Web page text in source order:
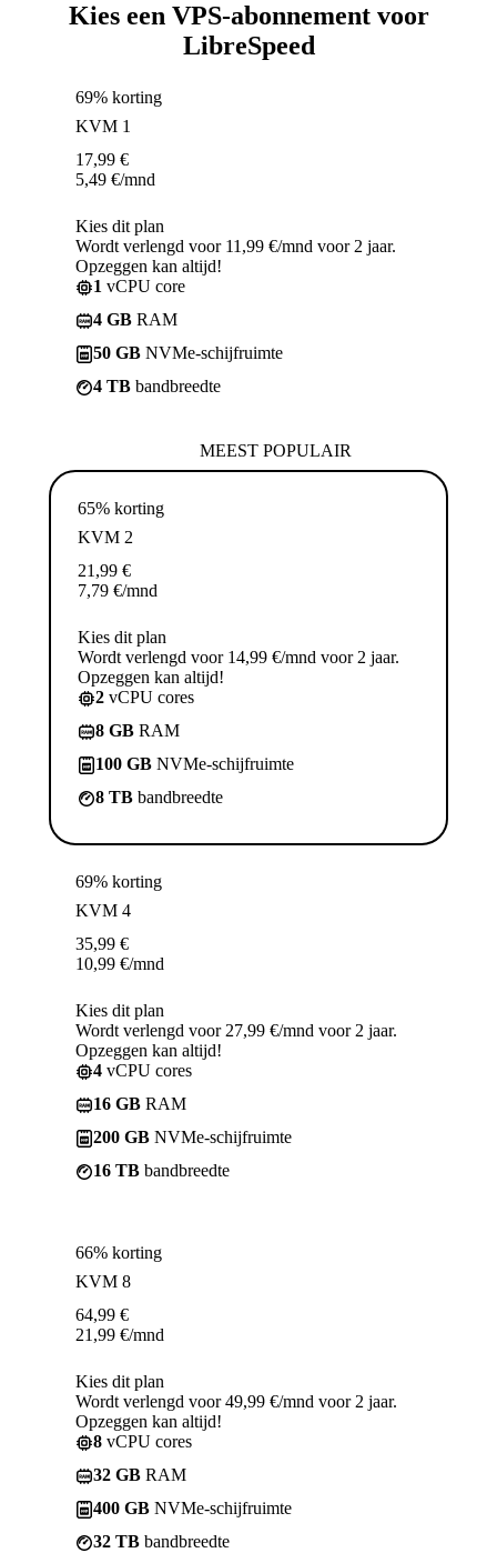
Kies een VPS-abonnement voor
LibreSpeed
69% korting
KVM 1
17,99 €
5,49 €/mnd
Kies dit plan
Wordt verlengd voor 11,99 €/mnd voor 2 jaar.
Opzeggen kan altijd!
1 vCPU core
4 GB RAM
50 GB NVMe-schijfruimte
4 TB bandbreedte
MEEST POPULAIR
65% korting
KVM 2
21,99 €
7,79 €/mnd
Kies dit plan
Wordt verlengd voor 14,99 €/mnd voor 2 jaar.
Opzeggen kan altijd!
2 vCPU cores
8 GB RAM
100 GB NVMe-schijfruimte
8 TB bandbreedte
69% korting
KVM 4
35,99 €
10,99 €/mnd
Kies dit plan
Wordt verlengd voor 27,99 €/mnd voor 2 jaar.
Opzeggen kan altijd!
4 vCPU cores
16 GB RAM
200 GB NVMe-schijfruimte
16 TB bandbreedte
66% korting
KVM 8
64,99 €
21,99 €/mnd
Kies dit plan
Wordt verlengd voor 49,99 €/mnd voor 2 jaar.
Opzeggen kan altijd!
8 vCPU cores
32 GB RAM
400 GB NVMe-schijfruimte
32 TB bandbreedte